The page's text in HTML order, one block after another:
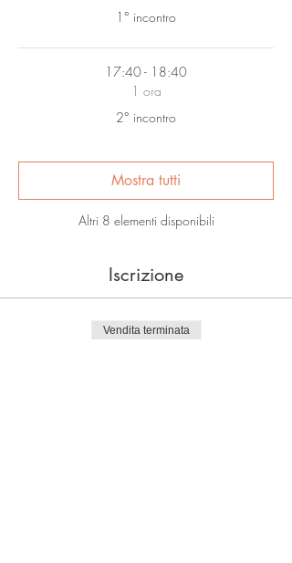
1° incontro
17:40 - 18:40
1 ora
2° incontro
Altri 8 elementi disponibili
Mostra tutti
Iscrizione
Vendita terminata